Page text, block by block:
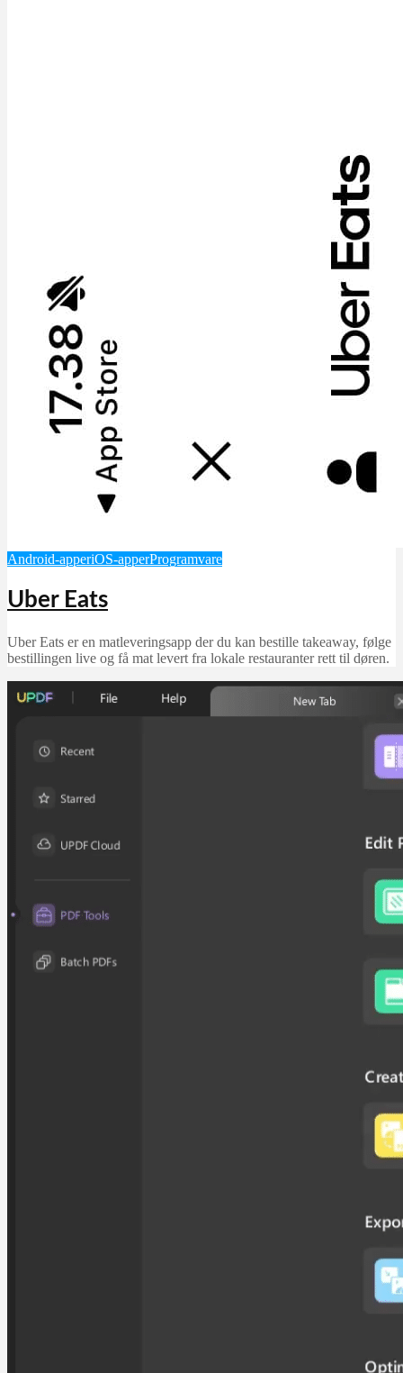
Android-apperiOS-apperProgramvare
Uber Eats
Uber Eats er en matleveringsapp der du kan bestille takeaway, følge
bestillingen live og få mat levert fra lokale restauranter rett til døren.